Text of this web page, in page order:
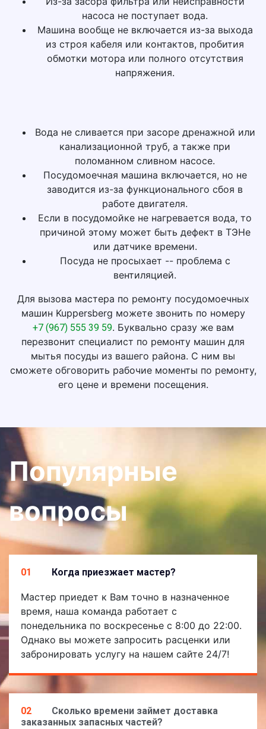
насоса не поступает вода.
Машина вообще не включается из-за выхода
из строя кабеля или контактов, пробития
обмотки мотора или полного отсутствия
напряжения.
Вода не сливается при засоре дренажной или
канализационной труб, а также при
поломанном сливном насосе.
Посудомоечная машина включается, но не
заводится из-за функционального сбоя в
работе двигателя.
Если в посудомойке не нагревается вода, то
причиной этому может быть дефект в ТЭНе
или датчике времени.
Посуда не просыхает -- проблема с
вентиляцией.
Для вызова мастера по ремонту посудомоечных
машин Kuppersberg можете звонить по номеру
+7 (967) 555 39 59. Буквально сразу же вам
перезвонит специалист по ремонту машин для
мытья посуды из вашего района. С ним вы
сможете обговорить рабочие моменты по ремонту,
его цене и времени посещения.
Популярные
вопросы
01 Когда приезжает мастер?
Мастер приедет к Вам точно в назначенное
время, наша команда работает с
понедельника по воскресенье с 8:00 до 22:00.
Однако вы можете запросить расценки или
забронировать услугу на нашем сайте 24/7!
02
Сколько времени займет доставка
заказанных запасных частей?